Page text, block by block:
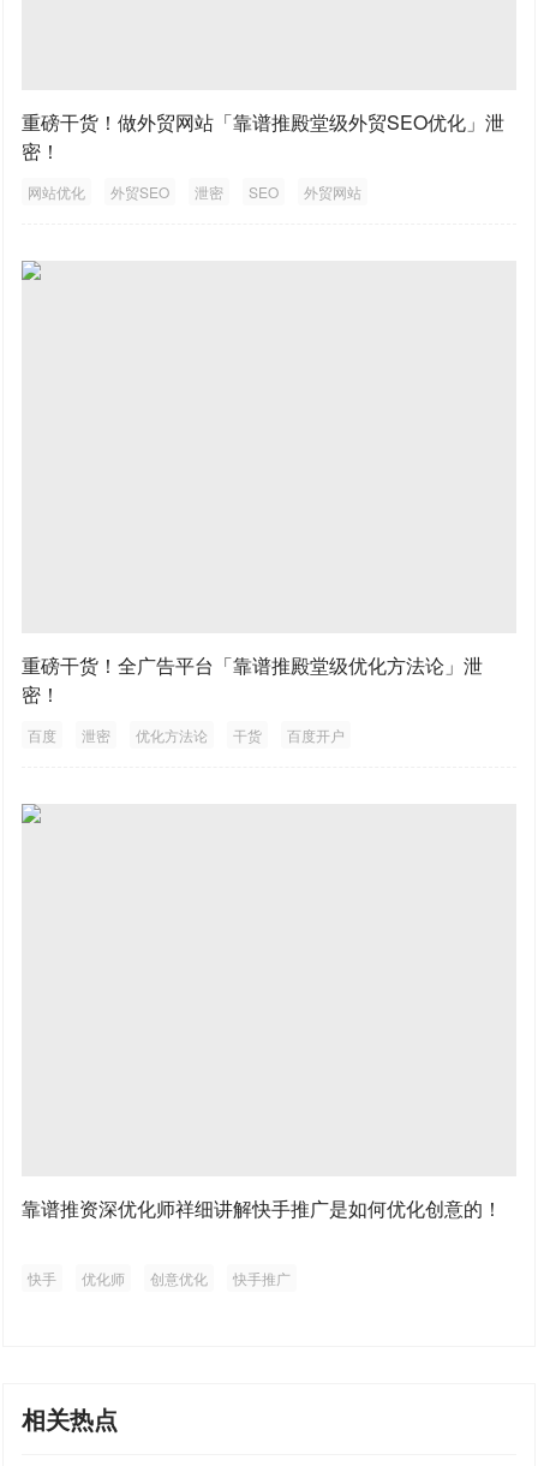
重磅干货！做外贸网站「靠谱推殿堂级外贸SEO优化」泄
密！
网站优化 外贸SEO 泄密 SEO 外贸网站
重磅干货！全广告平台「靠谱推殿堂级优化方法论」泄
密！
百度 泄密 优化方法论 干货 百度开户
靠谱推资深优化师祥细讲解快手推广是如何优化创意的！
快手 优化师 创意优化 快手推广
相关热点